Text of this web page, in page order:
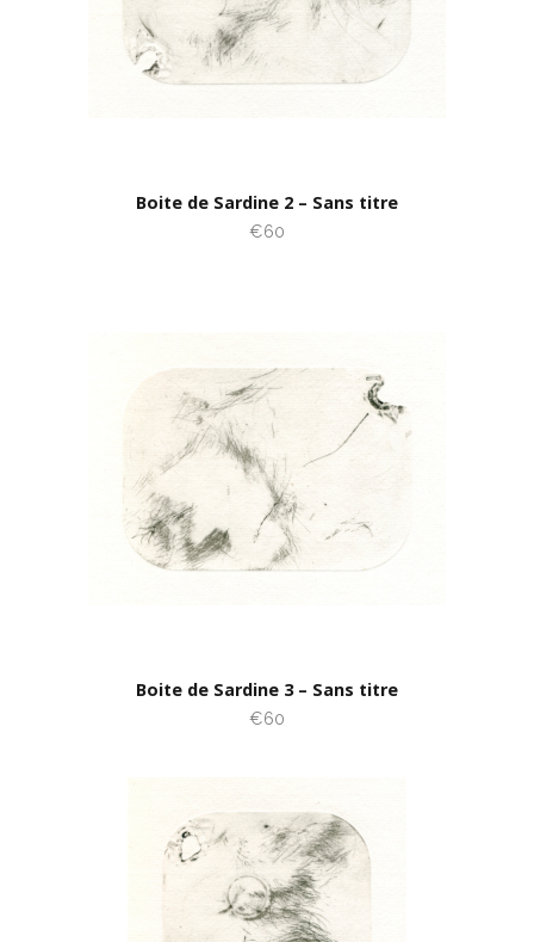
Boite de Sardine 2 – Sans titre
€60
Boite de Sardine 3 – Sans titre
€60